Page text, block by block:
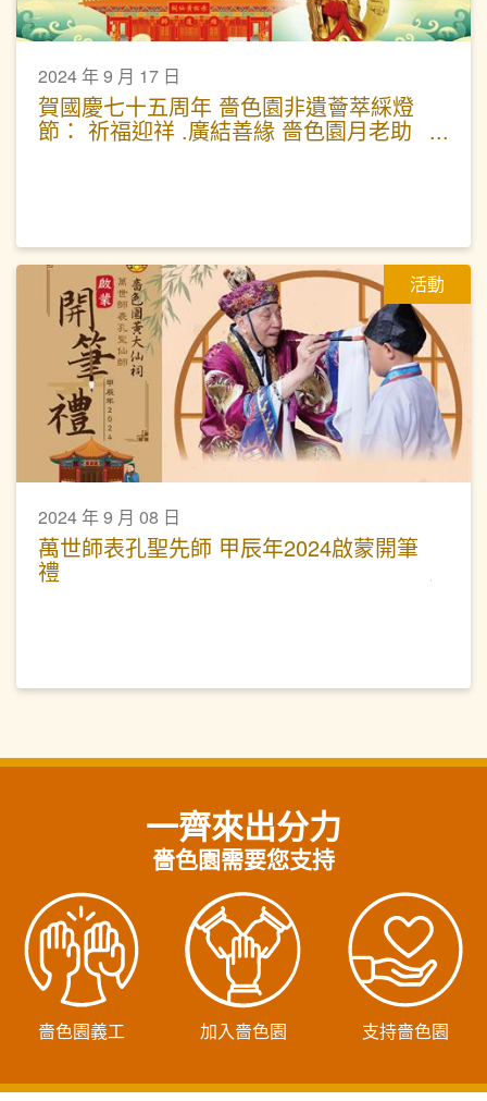
2024 年 9 月 17 日
賀國慶七十五周年 嗇色園非遺薈萃綵燈
節： 祈福迎祥 .廣結善緣 嗇色園月老助
活動
2024 年 9 月 08 日
萬世師表孔聖先師 甲辰年2024啟蒙開筆
禮
一齊來出分力
嗇色園需要您支持
嗇色園義工 加入嗇色園 支持嗇色園